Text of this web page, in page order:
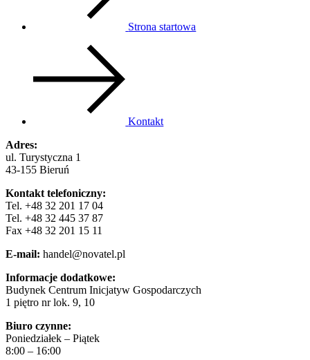
Strona startowa
Kontakt
Adres:
ul. Turystyczna 1
43-155 Bieruń
Kontakt telefoniczny:
Tel. +48 32 201 17 04
Tel. +48 32 445 37 87
Fax +48 32 201 15 11
E-mail: handel@novatel.pl
Informacje dodatkowe:
Budynek Centrum Inicjatyw Gospodarczych
1 piętro nr lok. 9, 10
Biuro czynne:
Poniedziałek – Piątek
8:00 – 16:00